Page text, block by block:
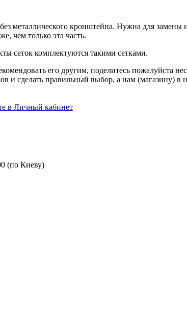
без металлического кронштейна. Нужна для
чем только эта часть.
сеток комплектуются такими сетками.
его другим, поделитесь пожалуйста
и сделать правильный выбор, а нам (магазину)
в Личный кабинет
(по Киеву)